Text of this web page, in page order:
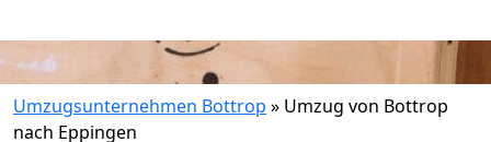
Umzugsunternehmen Bottrop » Umzug von Bottrop
nach Eppingen